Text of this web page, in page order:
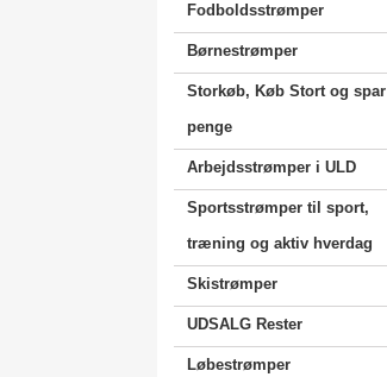
Fodboldsstrømper
Børnestrømper
Storkøb, Køb Stort og spar
penge
Arbejdsstrømper i ULD
Sportsstrømper til sport,
træning og aktiv hverdag
Skistrømper
UDSALG Rester
Løbestrømper